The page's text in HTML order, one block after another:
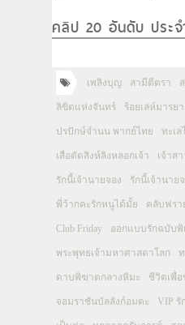
คลิป 20 อันดับ ประจ
เพลิงบุญ สามีตีตรา
ลิขิตแห่งจันทร์ ร้อยเล่ห์มารยา
ปรปักษ์จำนน พากย์ไทย ทะเล
เสือตัดสิงห์ลิงหลอกเจ้า เจ้าส
รักนี้เจ้านายจอง รักนี้เจ้านาย
พี่ว้ากคะรักหนูได้มั้ย คลับฟรา
Club Friday ออกแบบรักฉบับพิ
พระพุทธเจ้ามหาศาสดาโลก
ดาบพิฆาตกลางหิมะ ชีวิตเพื่อ
จอมราชันบัลลังก์อมตะ VIP รั